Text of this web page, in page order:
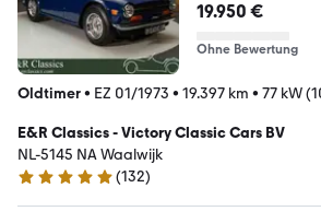
19.950 €
Ohne Bewertung
Oldtimer• EZ 01/1973 • 19.397 km • 77 kW
E&R Classics - Victory Classic Cars BV
NL-5145 NA Waalwijk
5 Sterne
(132)